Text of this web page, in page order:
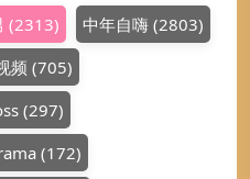
(2313) 中年自嗨 (2803)
频 (705)
(297)
(172)